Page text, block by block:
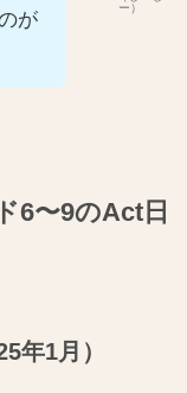
ー）
が
6〜9のAct日
年1月）